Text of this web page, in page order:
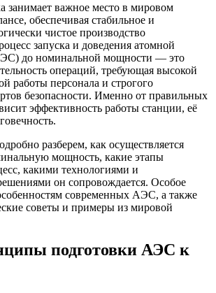
занимает важное место в мировом
обеспечивая стабильное и
чистое производство
запуска и доведения атомной
до номинальной мощности — это
операций, требующая высокой
работы персонала и строгого
безопасности. Именно от правильных
эффективность работы станции, её
разберем, как осуществляется
мощность, какие этапы
какими технологиями и
он сопровождается. Особое
современных АЭС, а также
советы и примеры из мировой
подготовки АЭС к